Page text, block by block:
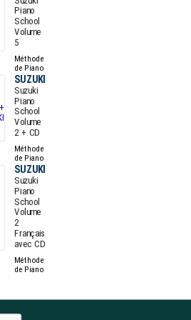
Piano
School
Volume
5
Méthode
de Piano
SUZUKI
Suzuki
Piano
School
Volume
2 + CD
Méthode
de Piano
SUZUKI
Suzuki
Piano
School
Volume
2
Français
avec CD
Méthode
de Piano